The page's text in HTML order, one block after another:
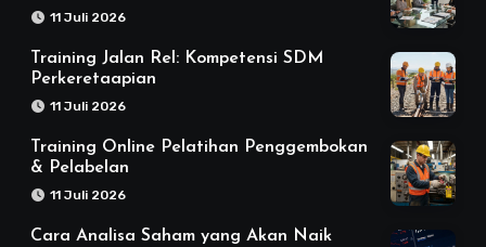
11 Juli 2026
Training Jalan Rel: Kompetensi SDM
Perkeretaapian
11 Juli 2026
Training Online Pelatihan Penggembokan
& Pelabelan
11 Juli 2026
Cara Analisa Saham yang Akan Naik